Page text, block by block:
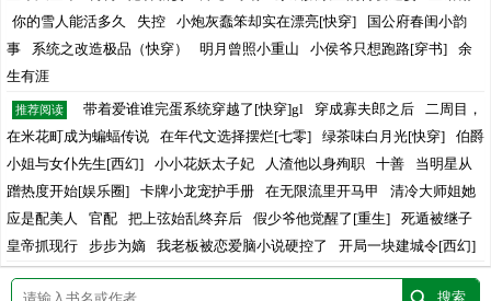
你的雪人能活多久
失控 小炮灰蠢笨却实在漂亮[快穿]
国公府春闺小韵
事
系统之改造极品（快穿） 明月曾照小重山 小侯爷只想跑路[穿书]
余
生有涯
推荐阅读 带着爱谁谁完蛋系统穿越了[快穿]gl 穿成寡夫郎之后
二周目，
在米花町成为蝙蝠传说
在年代文选择摆烂[七零] 绿茶味白月光[快穿]
伯爵
小姐与女仆先生[西幻]
小小花妖太子妃 人渣他以身殉职 十善
当明星从
蹭热度开始[娱乐圈]
卡牌小龙宠护手册 在无限流里开马甲
清冷大师姐她
应是配美人
官配 把上弦始乱终弃后 假少爷他觉醒了[重生]
死遁被继子
皇帝抓现行
步步为嫡 我老板被恋爱脑小说硬控了 开局一块建城令[西幻]